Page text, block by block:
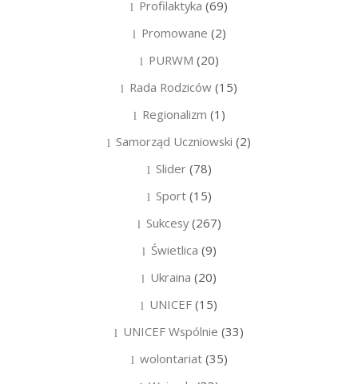
Profilaktyka (69)
Promowane (2)
PURWM (20)
Rada Rodziców (15)
Regionalizm (1)
Samorząd Uczniowski (2)
Slider(78)
Sport(15)
Sukcesy(267)
Świetlica (9)
Ukraina (20)
UNICEF (15)
UNICEF Wspólnie (33)
wolontariat(35)